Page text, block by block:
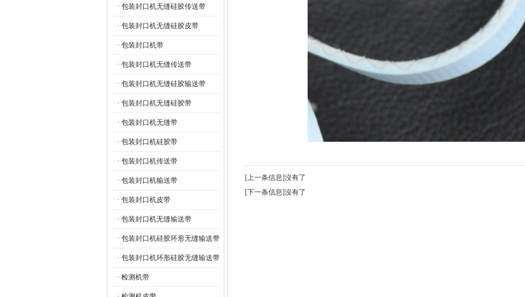
· 包装封口机无缝硅胶传送带
· 包装封口机无缝硅胶皮带
· 包装封口机带
· 包装封口机无缝传送带
· 包装封口机无缝硅胶输送带
· 包装封口机无缝硅胶带
· 包装封口机无缝带
· 包装封口机硅胶带
· 包装封口机传送带
· 包装封口机输送带
· 包装封口机皮带
· 包装封口机无缝输送带
· 包装封口机硅胶环形无缝输送带
· 包装封口机环形硅胶无缝输送带
· 检测机带
[上一条信息]沒有了
[下一条信息]沒有了